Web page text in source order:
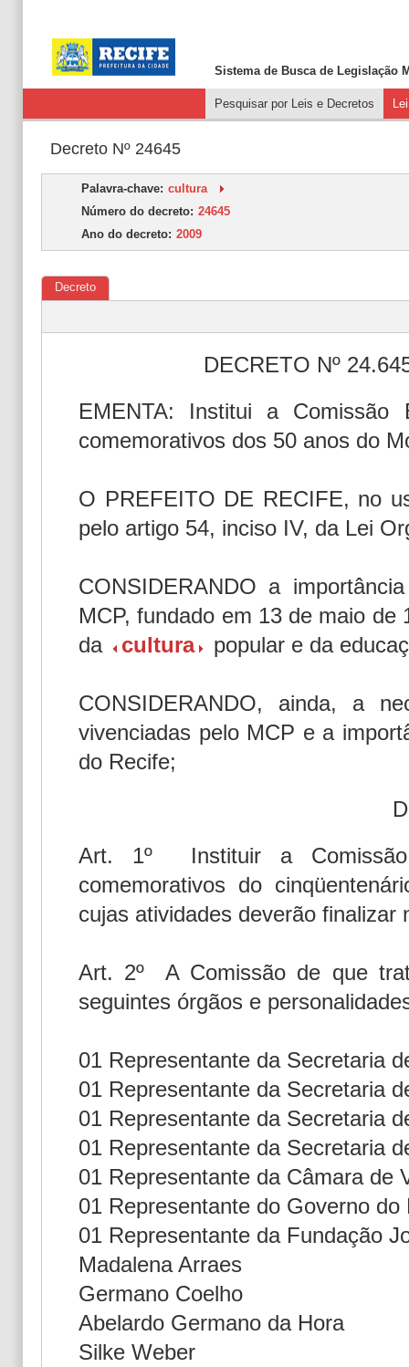
Sistema de Busca de Legislação
Pesquisar por Leis e Decretos
Decreto Nº 24645
Palavra-chave: cultura
Número do decreto: 24645
Ano do decreto: 2009
Decreto
DECRETO Nº
EMENTA: Institui a Comissão
comemorativos dos 50 anos do
O PREFEITO DE RECIFE, no
pelo artigo 54, inciso IV, da Lei
CONSIDERANDO a
MCP, fundado em 13 de maio
da
cultura popular e da
CONSIDERANDO, ainda, a
vivenciadas pelo MCP e a
do Recife;
Art. 1º Instituir a Comissão
comemorativos do
cujas atividades deverão finalizar
Art. 2º A Comissão de que
seguintes órgãos e
01 Representante da Secretaria
01 Representante da Secretaria
01 Representante da Secretaria
01 Representante da Secretaria
01 Representante da Câmara de
01 Representante do Governo do
01 Representante da Fundação
Madalena Arraes
Germano Coelho
Abelardo Germano da Hora
Silke Weber